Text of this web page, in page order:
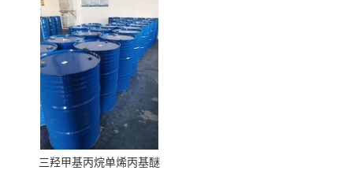
三羟甲基丙烷单烯丙基醚